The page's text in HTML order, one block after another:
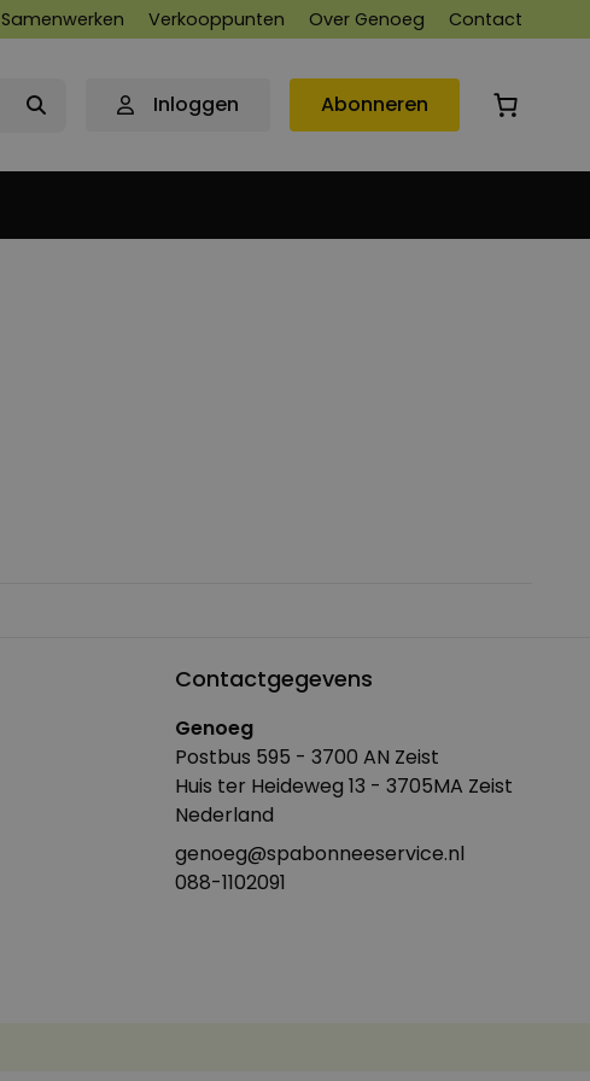
Samenwerken Verkooppunten Over Genoeg Contact
Inloggen Abonneren
Contactgegevens
Genoeg
Postbus 595 - 3700 AN Zeist
Huis ter Heideweg 13 - 3705MA Zeist
Nederland
genoeg@spabonneeservice.nl
088-1102091